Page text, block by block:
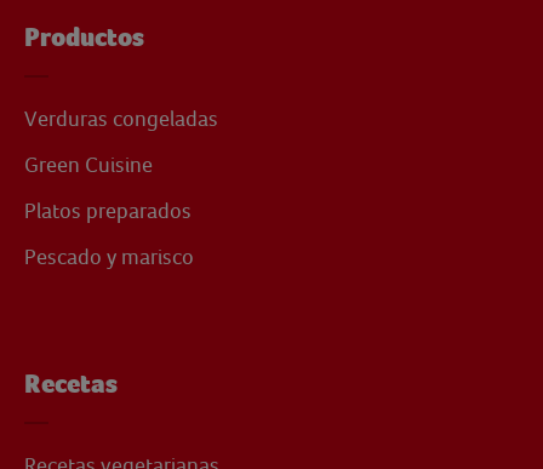
Productos
Verduras congeladas
Green Cuisine
Platos preparados
Pescado y marisco
Recetas